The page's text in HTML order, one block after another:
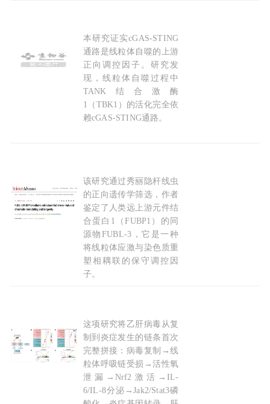
Cell子刊：线粒体命运的抉择，中山大学卢广等
本研究证实cGAS-STING
通路是线粒体自噬的上游
正向调控因子。研究发
现，线粒体自噬过程中
TANK结合激酶
1（TBK1）的活化完全依
赖cGAS-STING通路。
田烨团队发现影响线粒体通信的关键分子
该研究通过秀丽隐杆线虫
的正向遗传学筛选，作者
鉴定了人类远上游元件结
合蛋白1（FUBP1）的同
源物FUBL-3，它是一种
将线粒体应激与染色质重
塑相耦联的保守调控因
子。
线粒体漏出的“火星”是关键
这项研究将乙肝病毒从复
制到炎症发生的链条首次
完整拼接：病毒复制→线
粒体呼吸链受损→活性氧
泄漏→Nrf2激活→IL-
6/IL-8分泌→Jak2/Stat3磷